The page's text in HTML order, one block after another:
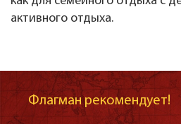
активного отдыха.
Флагман рекомендует!